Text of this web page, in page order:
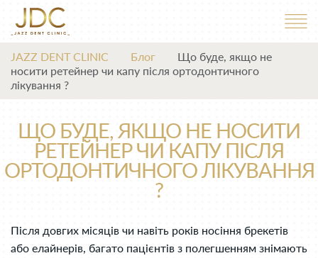
JAZZ DENT CLINIC Блог
Що буде, якщо не
носити ретейнер чи капу після ортодонтичного
лікування ?
ЩО БУДЕ, ЯКЩО НЕ НОСИТИ
РЕТЕЙНЕР ЧИ КАПУ ПІСЛЯ
ОРТОДОНТИЧНОГО ЛІКУВАННЯ
?
Після довгих місяців чи навіть років носіння брекетів
або елайнерів, багато пацієнтів з полегшенням знімають